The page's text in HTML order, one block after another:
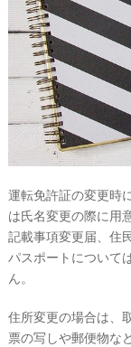
運転免許証の変更時
は氏名変更の際に用
記載事項変更届、住
パスポートについて
ん。
住所変更の場合は、
票の写しや郵便物な
結
婚
の
段
取
り